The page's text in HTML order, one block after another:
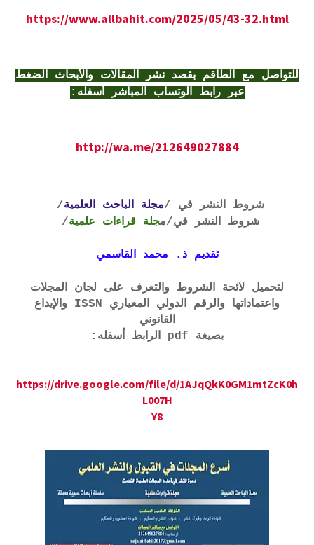
https://www.allbahit.com/2025/05/43-32.html
للتواصل مع الطاقم بقصد نشر المقالات والأبحاث الضغط
عبر رابط الوتساب المباشر أسفله:
http://wa.me/212649027884
شروط النشر في /مجلة الباحث العلمية/
شروط النشر في/مجلة قراءات علمية/
تقديم ذ. محمد القاسمي
لتحميل لائحة الشروط والتعرف على لجان المجلات
واعتماداتها والرقم الدولي المعياري ISSN والإيداع
القانوني
بصيغة pdf الرابط أسفله:
https://drive.google.com/file/d/1AJqQkK0GM1mtZcK0h
L007H
Y8